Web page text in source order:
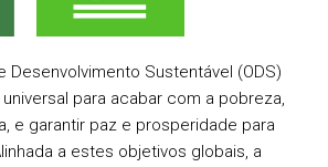
Desenvolvimento Sustentável (ODS)
para acabar com a pobreza,
e garantir paz e prosperidade para
a estes objetivos globais, a